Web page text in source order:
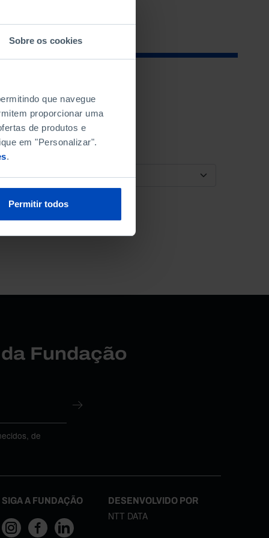
Sobre os cookies
que navegue
proporcionar uma
de produtos e
em "Personalizar".
.
Permitir todos
ORDENAR POR
Fundação
de
SIGA A FUNDAÇÃO DESENVOLVIDO POR
NTT DATA